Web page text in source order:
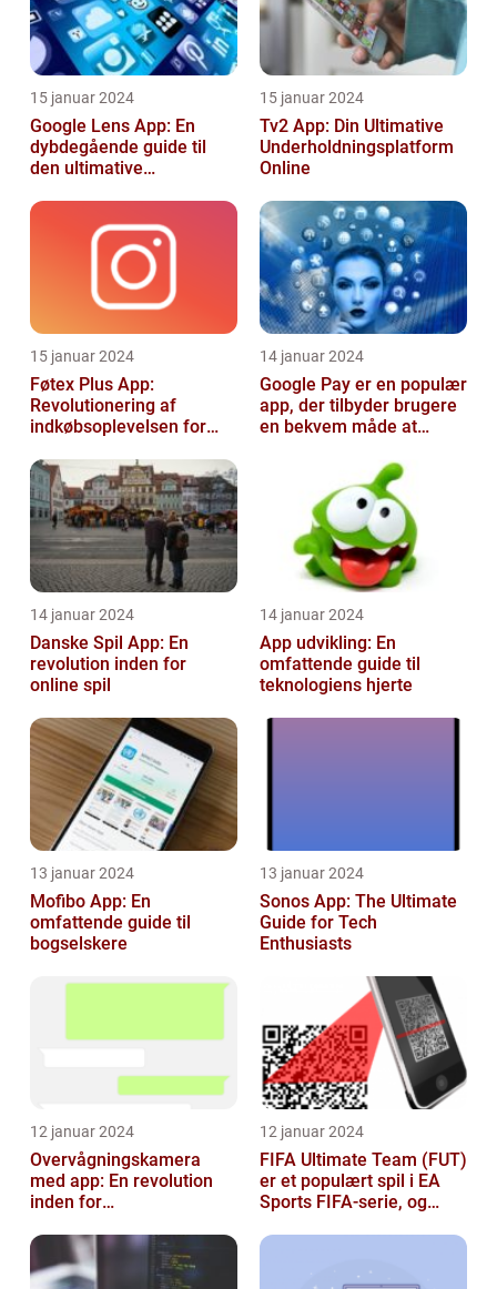
15 januar 2024
Google Lens App: En
dybdegående guide til
den ultimative
15 januar 2024
Tv2 App: Din Ultimative
Underholdningsplatform
Online
15 januar 2024
Føtex Plus App:
Revolutionering af
indkøbsoplevelsen for
14 januar 2024
Google Pay er en populær
app, der tilbyder brugere
en bekvem måde at
14 januar 2024
Danske Spil App: En
revolution inden for
online spil
14 januar 2024
App udvikling: En
omfattende guide til
teknologiens hjerte
13 januar 2024
Mofibo App: En
omfattende guide til
bogselskere
13 januar 2024
Sonos App: The Ultimate
Guide for Tech
Enthusiasts
12 januar 2024
Overvågningskamera
med app: En revolution
inden for
12 januar 2024
FIFA Ultimate Team (FUT)
er et populært spil i EA
Sports FIFA-serie, og
spæ...